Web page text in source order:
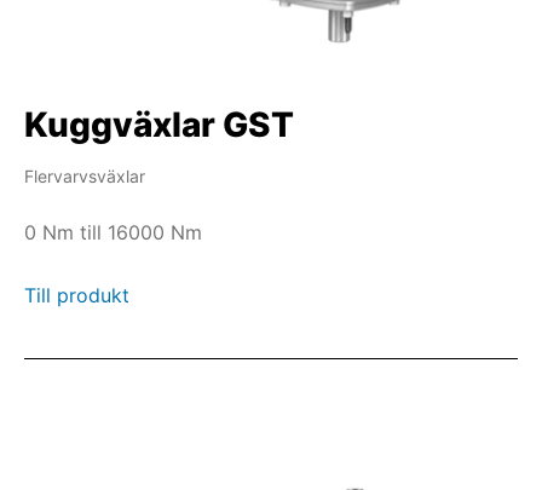
Kuggväxlar GST
Flervarvsväxlar
0 Nm till 16000 Nm
Till produkt